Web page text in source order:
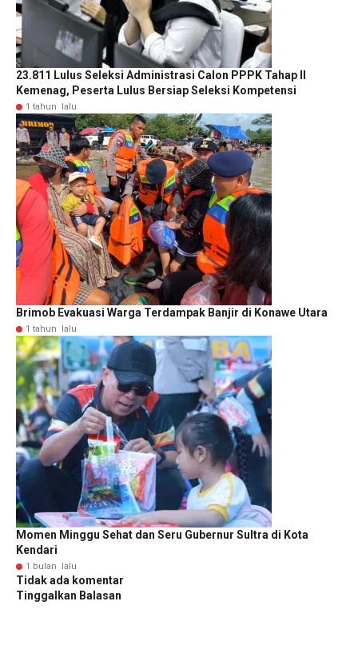
23.811 Lulus Seleksi Administrasi Calon PPPK Tahap II
Kemenag, Peserta Lulus Bersiap Seleksi Kompetensi
1 tahun lalu
Brimob Evakuasi Warga Terdampak Banjir di Konawe Utara
1 tahun lalu
Momen Minggu Sehat dan Seru Gubernur Sultra di Kota
Kendari
1 bulan lalu
Tidak ada komentar
Tinggalkan Balasan